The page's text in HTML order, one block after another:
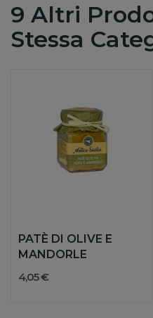
9 Altri
Stessa
PATÈ DI OLIVE E
MANDORLE
4,05 €